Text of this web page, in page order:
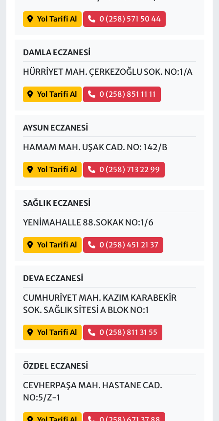
Yol Tarifi Al 0 (258) 571 50 44
DAMLA ECZANESİ
HÜRRİYET MAH. ÇERKEZOĞLU SOK. NO:1/A
Yol Tarifi Al 0 (258) 851 11 11
AYSUN ECZANESİ
HAMAM MAH. UŞAK CAD. NO: 142/B
Yol Tarifi Al 0 (258) 713 22 99
SAĞLIK ECZANESİ
YENİMAHALLE 88.SOKAK NO:1/6
Yol Tarifi Al 0 (258) 451 21 37
DEVA ECZANESİ
CUMHURİYET MAH. KAZIM KARABEKİR
SOK. SAĞLIK SİTESİ A BLOK NO:1
Yol Tarifi Al 0 (258) 811 31 55
ÖZDEL ECZANESİ
CEVHERPAŞA MAH. HASTANE CAD.
NO:5/Z-1